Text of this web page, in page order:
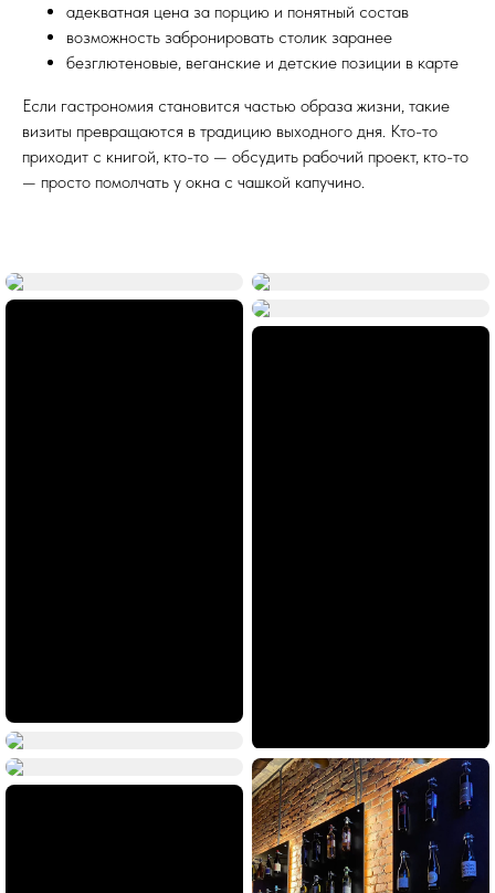
адекватная цена за порцию и понятный состав
возможность забронировать столик заранее
безглютеновые, веганские и детские позиции в карте
Если гастрономия становится частью образа жизни, такие
визиты превращаются в традицию выходного дня. Кто-то
приходит с книгой, кто-то — обсудить рабочий проект, кто-то
— просто помолчать у окна с чашкой капучино.